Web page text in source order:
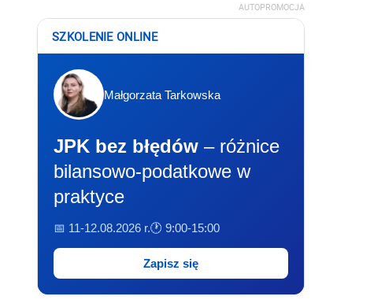
AUTOPROMOCJA
SZKOLENIE ONLINE
Małgorzata Tarkowska
JPK bez błędów – różnice
bilansowo-podatkowe w
praktyce
📅 11-12.08.2026 r.🕐 9:00-15:00
Zapisz się